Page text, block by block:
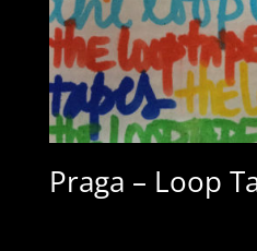
Praga – Loop